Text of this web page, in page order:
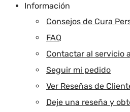
Información
Consejos de Cura
FAQ
Contactar al servicio
Seguir mi pedido
Ver Reseñas de
Deje una reseña y